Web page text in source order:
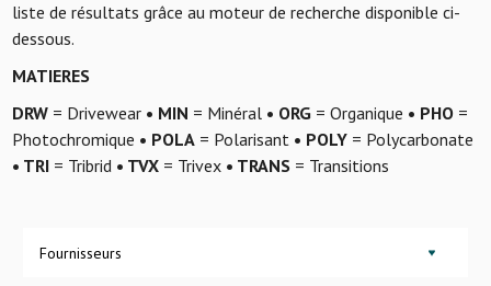
liste de résultats grâce au moteur de recherche disponible ci-
dessous.
MATIERES
DRW= Drivewear • MIN = Minéral • ORG= Organique • PHO=
Photochromique • POLA= Polarisant • POLY= Polycarbonate
• TRI= Tribrid • TVX= Trivex • TRANS= Transitions
Fournisseurs